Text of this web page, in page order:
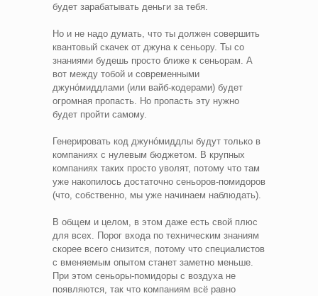
будет зарабатывать деньги за тебя.
Но и не надо думать, что ты должен совершить
квантовый скачек от джуна к сеньору. Ты со
знаниями будешь просто ближе к сеньорам. А
вот между тобой и современными
джунóмиддлами (или вайб-кодерами) будет
огромная пропасть. Но пропасть эту нужно
будет пройти самому.
Генерировать код джунóмиддлы будут только в
компаниях с нулевым бюджетом. В крупных
компаниях таких просто уволят, потому что там
уже накопилось достаточно сеньоров-помидоров
(что, собственно, мы уже начинаем наблюдать).
В общем и целом, в этом даже есть свой плюс
для всех. Порог входа по техническим знаниям
скорее всего снизится, потому что специалистов
с вменяемым опытом станет заметно меньше.
При этом сеньоры-помидоры с воздуха не
появляются, так что компаниям всё равно